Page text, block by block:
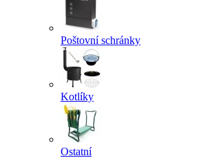
Poštovní schránky
Kotlíky
Ostatní